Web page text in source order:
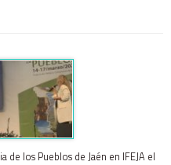
los Pueblos de Jaén en IFEJA el